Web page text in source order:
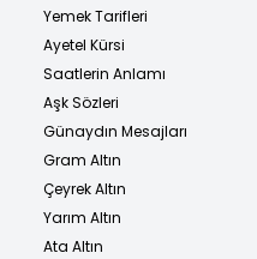
Yemek Tarifleri
Ayetel Kürsi
Saatlerin Anlamı
Aşk Sözleri
Günaydın Mesajları
Gram Altın
Çeyrek Altın
Yarım Altın
Ata Altın